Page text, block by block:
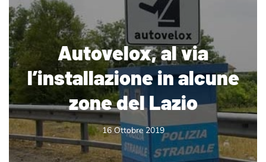
Autovelox, al via
l’installazione in alcune
zone del Lazio
16 Ottobre 2019